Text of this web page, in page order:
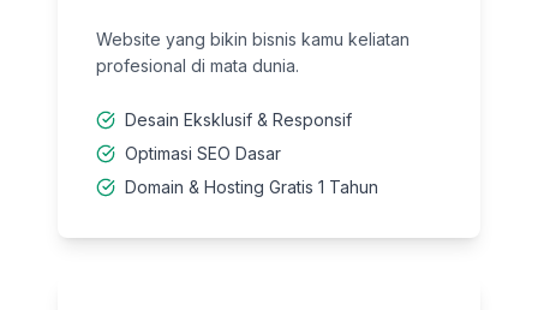
Website yang bikin bisnis kamu keliatan
profesional di mata dunia.
Desain Eksklusif & Responsif
Optimasi SEO Dasar
Domain & Hosting Gratis 1 Tahun